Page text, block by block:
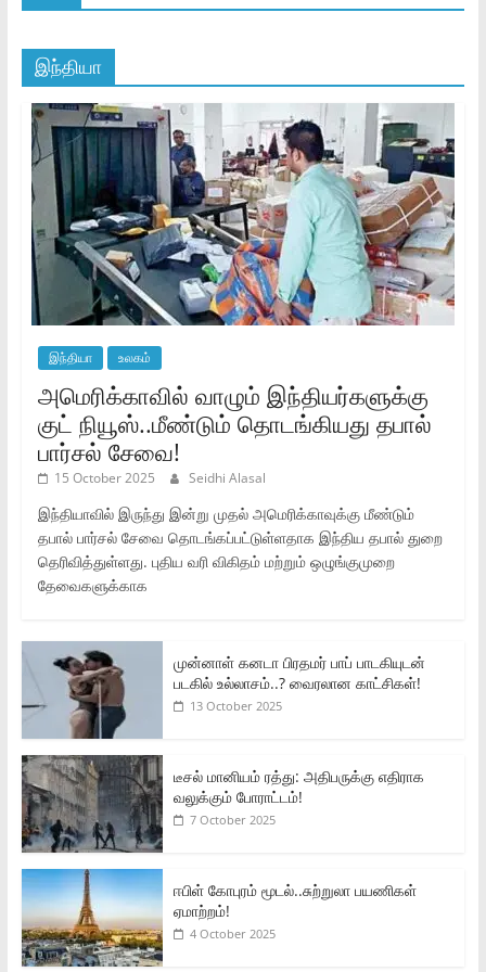
இந்தியா
இந்தியா உலகம்
அமெரிக்காவில் வாழும் இந்தியர்களுக்கு
குட் நியூஸ்..மீண்டும் தொடங்கியது தபால்
பார்சல் சேவை!
15 October 2025 Seidhi Alasal
இந்தியாவில் இருந்து இன்று முதல் அமெரிக்காவுக்கு மீண்டும்
தபால் பார்சல் சேவை தொடங்கப்பட்டுள்ளதாக இந்திய தபால் துறை
தெரிவித்துள்ளது. புதிய வரி விகிதம் மற்றும் ஒழுங்குமுறை
தேவைகளுக்காக
முன்னாள் கனடா பிரதமர் பாப் பாடகியுடன்
படகில் உல்லாசம்..? வைரலான காட்சிகள்!
13 October 2025
டீசல் மானியம் ரத்து: அதிபருக்கு எதிராக
வலுக்கும் போராட்டம்!
7 October 2025
ஈபிள் கோபுரம் மூடல்..சுற்றுலா பயணிகள்
ஏமாற்றம்!
4 October 2025